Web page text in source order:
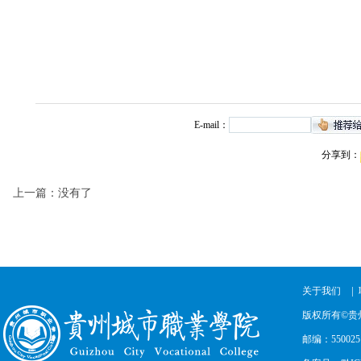
E-mail：
分享到：
上一篇：没有了
关于我们 |
版权所有©贵
邮编：